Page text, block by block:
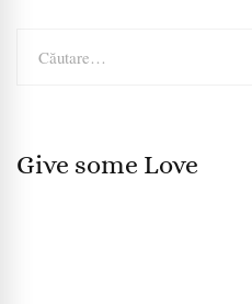
după:
Give some Love